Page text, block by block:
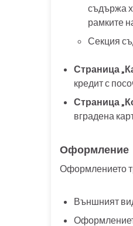
съдържа
рамките
Секция
Страница
кредит с
Страница
вградена
Оформление
Оформлението
Външният